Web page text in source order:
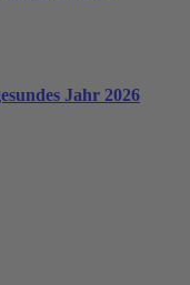
Jahr 2026